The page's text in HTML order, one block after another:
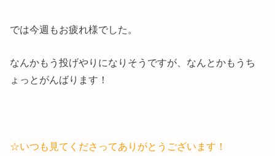
では今週もお疲れ様でした。
なんかもう投げやりになりそうですが、なんとかもうち
ょっとがんばります！
☆いつも見てくださってありがとうございます！